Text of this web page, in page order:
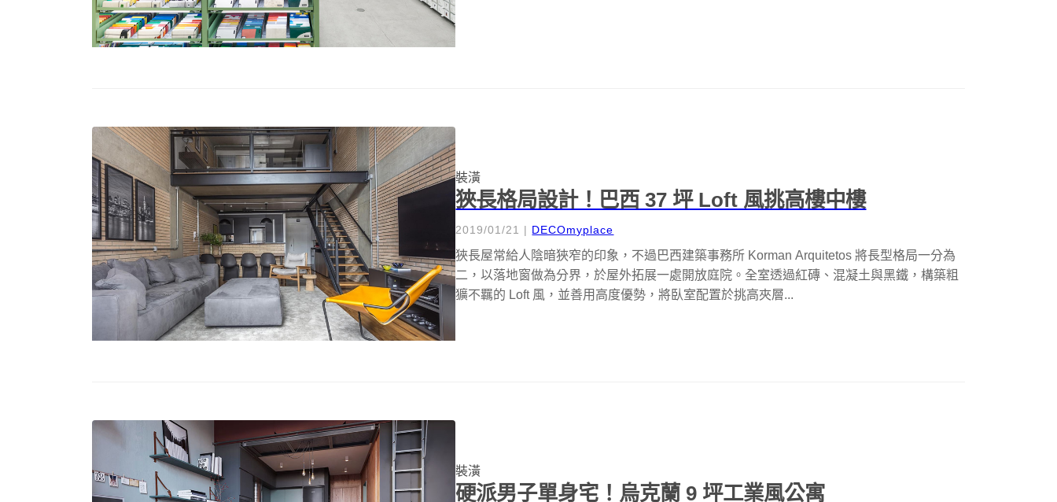
裝潢
狹長格局設計！巴西 37 坪 Loft 風挑高樓中樓
2019/01/21 | DECOmyplace
狹長屋常給人陰暗狹窄的印象，不過巴西建築事務所 Korman Arquitetos 將長型格局一分為
二，以落地窗做為分界，於屋外拓展一處開放庭院。全室透過紅磚、混凝土與黑鐵，構築粗
獷不羈的 Loft 風，並善用高度優勢，將臥室配置於挑高夾層...
裝潢
硬派男子單身宅！烏克蘭 9 坪工業風公寓